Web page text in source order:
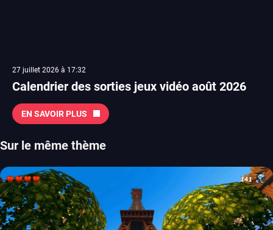
27 juillet 2026 à 17:32
Calendrier des sorties jeux vidéo août 2026
EN SAVOIR PLUS
Sur le même thème